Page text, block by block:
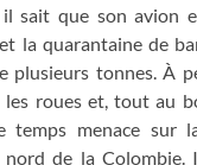
il sait que son avion
la quarantaine de
plusieurs tonnes. À
roues et, tout au
temps menace sur
de la Colombie.